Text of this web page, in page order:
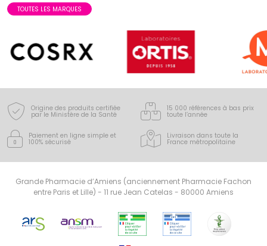
TOUTES LES MARQUES
Origine des produits certifiée
par le Ministère de la Santé
15 000 références à bas prix
toute l’année
Paiement en ligne simple et
100% sécurisé
Livraison dans toute la
France métropolitaine
Grande Pharmacie d’Amiens (anciennement Pharmacie Fachon
entre Paris et Lille) - 11 rue Jean Catelas - 80000 Amiens